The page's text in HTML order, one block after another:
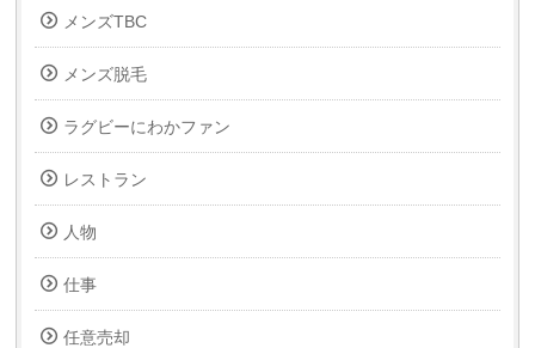
メンズTBC
メンズ脱毛
ラグビーにわかファン
レストラン
人物
仕事
任意売却